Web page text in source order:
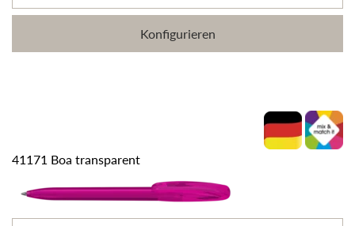
Konfigurieren
41171 Boa transparent